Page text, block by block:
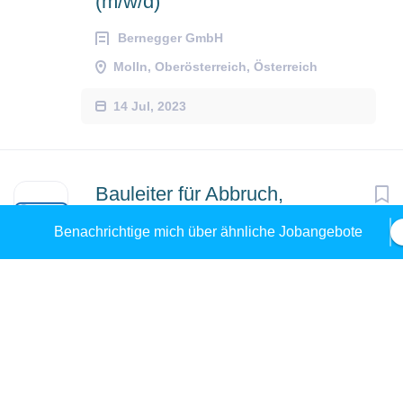
Bernegger GmbH
Molln, Oberösterreich, Österreich
14 Jul, 2023
Bauleiter für Abbruch,
Straßenbau und Tiefbau
Benachrichtige mich über ähnliche Jobangebote